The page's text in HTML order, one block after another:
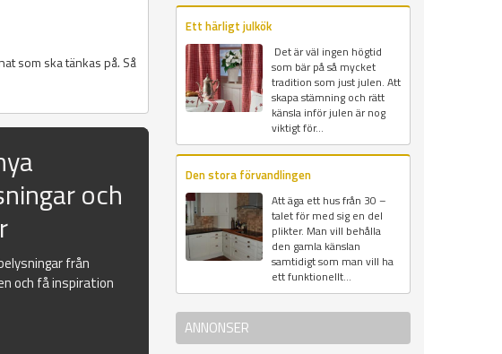
som ska tänkas på. Så
och
från
och få inspiration
Ett härligt julkök
Det är väl ingen högtid
som bär på så mycket
tradition som just julen. Att
skapa stämning och rätt
känsla inför julen är nog
viktigt för...
Den stora förvandlingen
Att äga ett hus från 30 –
talet för med sig en del
plikter. Man vill behålla
den gamla känslan
samtidigt som man vill ha
ett funktionellt...
ANNONSER